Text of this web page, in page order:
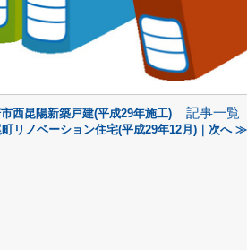
西昆陽新築戸建(平成29年施工) 記事一覧
リノベーション住宅(平成29年12月)｜次へ ≫